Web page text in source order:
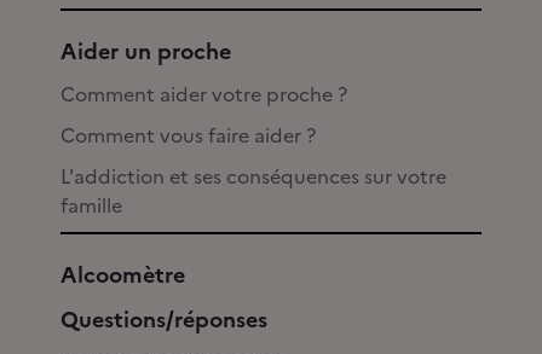
Aider un proche
Comment aider votre proche ?
Comment vous faire aider ?
L'addiction et ses conséquences sur votre
famille
Alcoomètre
Questions/réponses